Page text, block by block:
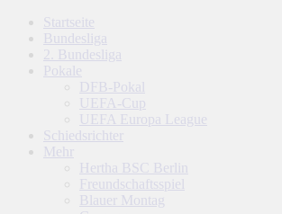
Startseite
Bundesliga
2. Bundesliga
Pokale
DFB-Pokal
UEFA-Cup
UEFA Europa League
Schiedsrichter
Mehr
Hertha BSC Berlin
Freundschaftsspiel
Blauer Montag